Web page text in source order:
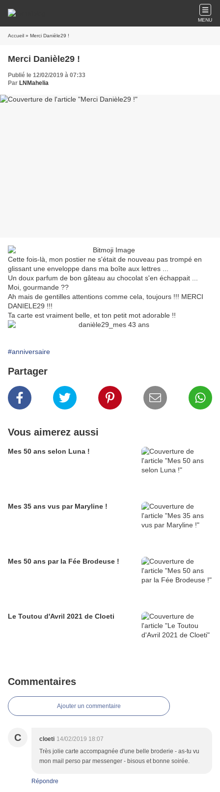
MENU
Accueil » Merci Danièle29 !
Merci Danièle29 !
Publié le 12/02/2019 à 07:33
Par LNMahelia
Cette fois-là, mon postier ne s'était de nouveau pas trompé en
glissant une enveloppe dans ma boîte aux lettres ...
Un doux parfum de bon gâteau au chocolat s'en échappait ...
Moi, gourmande ??
Ah mais de gentilles attentions comme cela, toujours !!! MERCI
DANIELE29 !!!
Ta carte est vraiment belle, et ton petit mot adorable !!
#anniversaire
Partager
Vous aimerez aussi
Mes 50 ans selon Luna !
Mes 35 ans vus par Maryline !
Mes 50 ans par la Fée Brodeuse !
Le Toutou d'Avril 2021 de Cloeti
Commentaires
Ajouter un commentaire
C cloeti 14/02/2019 18:07
Très jolie carte accompagnée d'une belle broderie - as-tu vu
mon mail perso par messenger - bisous et bonne soirée.
Répondre